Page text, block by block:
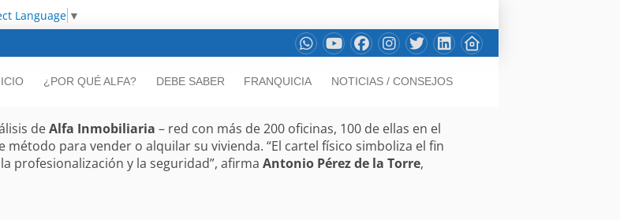
Language ▼
¿POR QUÉ ALFA? DEBE SABER FRANQUICIA NOTICIAS / CONSEJOS
deAlfa Inmobiliaria – red con más de 200 oficinas, 100 de ellas en el
para vender o alquilar su vivienda. “El cartel físico simboliza el fin
profesionalización y la seguridad”, afirma Antonio Pérez de la Torre,